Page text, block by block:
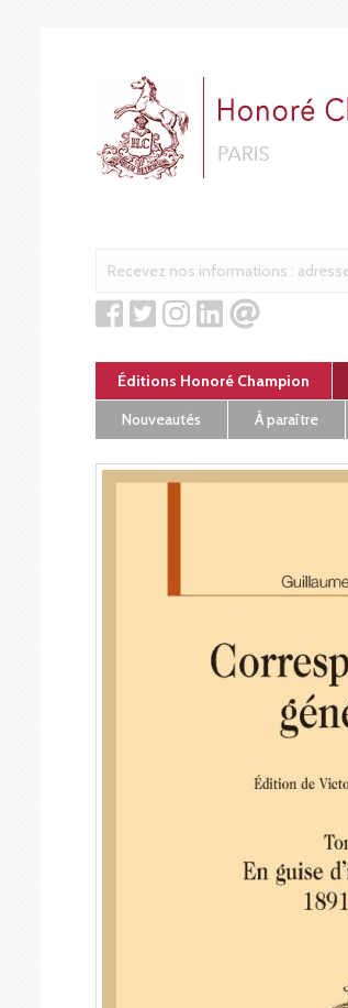
Éditions Honoré Champion
Nouveautés
À paraître